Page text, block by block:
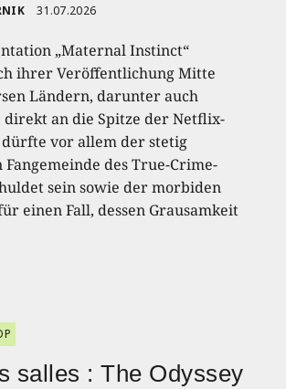
31.07.2026
„Maternal Instinct“
ihrer Veröffentlichung Mitte
Ländern, darunter auch
an die Spitze der Netflix-
dürfte vor allem der stetig
Fangemeinde des True-Crime-
sein sowie der morbiden
einen Fall, dessen Grausamkeit
salles : The Odyssey